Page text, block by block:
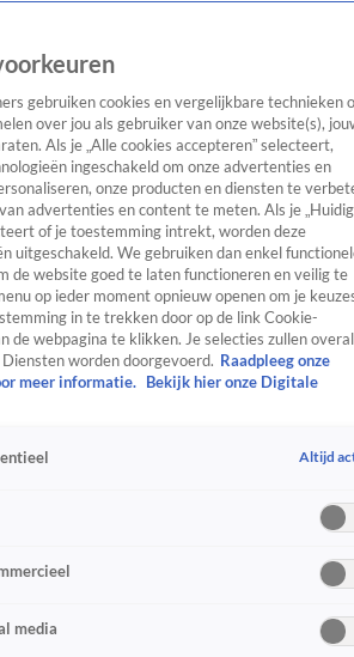
Entertainment TV Algemeen
Tip
SpraakmakendRealityCrimeVideo's
gebruiken cookies en vergelijkbare technieken
over jou als gebruiker van onze website(s),
Als je „Alle cookies accepteren” selecteert,
ingeschakeld om onze advertenties en
onze producten en diensten te
advertenties en content te meten. Als je
of je toestemming intrekt, worden deze
uitgeschakeld. We gebruiken dan enkel
de website goed te laten functioneren en veilig te
op ieder moment opnieuw openen om je
in te trekken door op de link Cookie-
de webpagina te klikken. Je selecties zullen overal
worden doorgevoerd. Raadpleeg onze
meer informatie.
Bekijk hier onze Digitale
Altijd
media